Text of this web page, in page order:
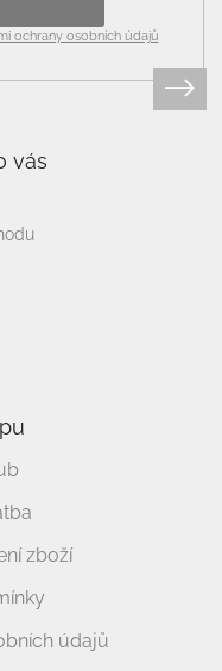
ochrany osobních údajů
vás
zboží
údajů